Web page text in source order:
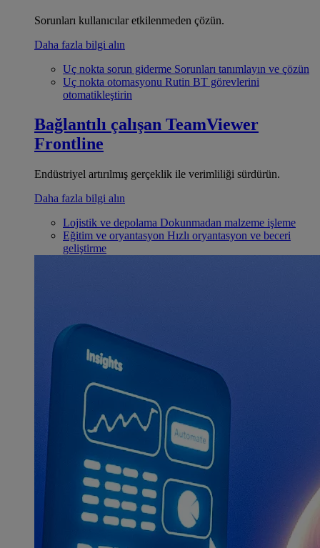
Sorunları kullanıcılar etkilenmeden çözün.
Daha fazla bilgi alın
Uç nokta sorun giderme Sorunları tanımlayın ve çözün
Uç nokta otomasyonu Rutin BT görevlerini
otomatikleştirin
Bağlantılı çalışan TeamViewer
Frontline
Endüstriyel artırılmış gerçeklik ile verimliliği sürdürün.
Daha fazla bilgi alın
Lojistik ve depolama Dokunmadan malzeme işleme
Eğitim ve oryantasyon Hızlı oryantasyon ve beceri
geliştirme